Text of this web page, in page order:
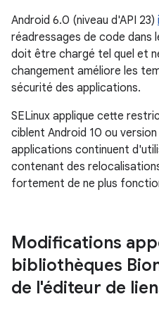
Android 6.0 (niveau d'API 23)
réadressages de code dans
doit être chargé tel quel et
changement améliore les
sécurité des applications.
SELinux applique cette
ciblent Android 10 ou
applications continuent
contenant des
fortement de ne plus
Modifications
bibliothèques
de l'éditeur de